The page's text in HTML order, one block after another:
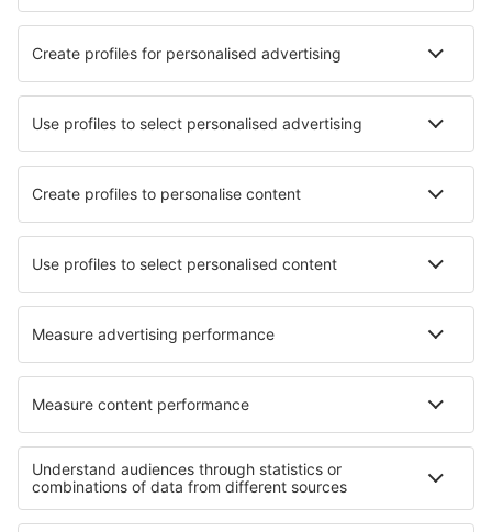
Hotely in Cuenca Hotely in Fuengirola
Nejlepší hotely - města
Hotely in Hoboken Hotely in Butzow
Hotely in Englewood Hotely in Sankt Kathrein am Offenegg
Hotely in Wisdom Hotely in Eastbourne
Hotely in Mae Taeng Hotely in Meppen
Nejlepší hotely - regiony
Hotely na Ibize Hotely in Andalusia
Hotely na Lanzarote Hotely na Costa de la Luz
Hotely na El Hierro Hotely na Olympské riviéře